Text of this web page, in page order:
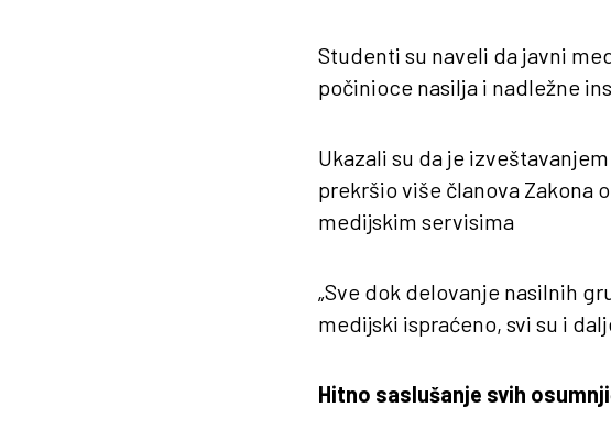
Studenti su naveli da javni
počinioce nasilja i nadležne
Ukazali su da je
prekršio više članova Zakona
medijskim servisima
„Sve dok delovanje nasilnih
medijski ispraćeno, svi su i
Hitno saslušanje svih